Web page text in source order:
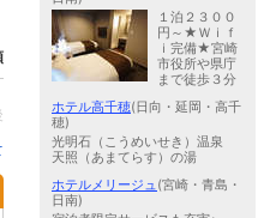
１泊２３００
円～★Ｗｉｆ
ｉ完備★宮崎
市役所や県庁
まで徒歩３分
ホテル高千穂(日向・延岡・高千
穂)
光明石（こうめいせき）温泉
天照（あまてらす）の湯
ホテルメリージュ(宮崎・青島・
日南)